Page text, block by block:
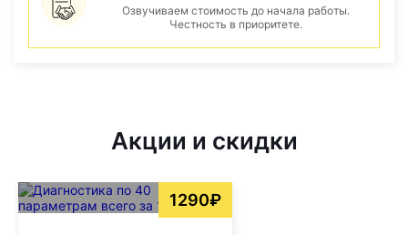
Озвучиваем стоимость до начала работы.
Честность в приоритете.
Акции и скидки
1290₽